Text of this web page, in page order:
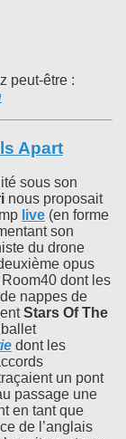
peut-être :
Apart
sous son
nous proposait
live (en forme
son
du drone
opus
dont les
nappes de
Stars Of The
dont les
un pont
passage une
en tant que
de l’anglais